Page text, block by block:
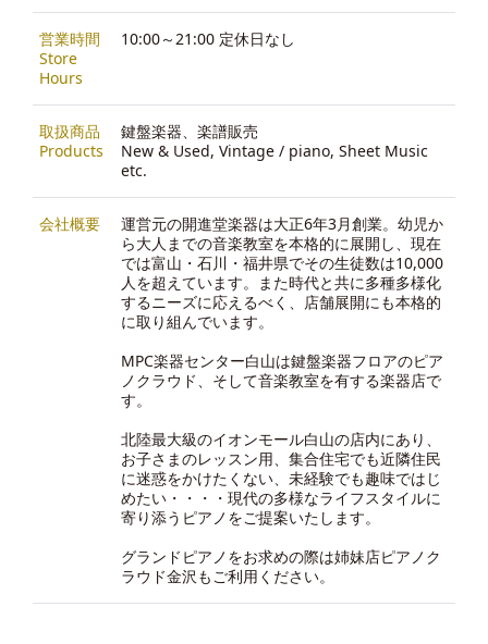
営業時間
Store
Hours
10:00～21:00 定休日なし
取扱商品
Products
鍵盤楽器、楽譜販売
New & Used, Vintage / piano, Sheet Music
etc.
会社概要
運営元の開進堂楽器は大正6年3月創業。幼児か
ら大人までの音楽教室を本格的に展開し、現在
では富山・石川・福井県でその生徒数は10,000
人を超えています。また時代と共に多種多様化
するニーズに応えるべく、店舗展開にも本格的
に取り組んでいます。
MPC楽器センター白山は鍵盤楽器フロアのピア
ノクラウド、そして音楽教室を有する楽器店で
す。
北陸最大級のイオンモール白山の店内にあり、
お子さまのレッスン用、集合住宅でも近隣住民
に迷惑をかけたくない、未経験でも趣味ではじ
めたい・・・・現代の多様なライフスタイルに
寄り添うピアノをご提案いたします。
グランドピアノをお求めの際は姉妹店ピアノク
ラウド金沢 もご利用ください。